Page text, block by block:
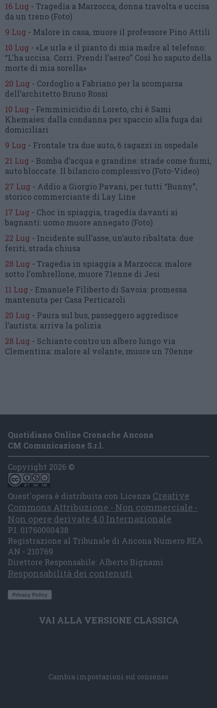
16 Lug - Tragedia a Marzocca, donna travolta e uccisa
da un treno (Foto)
9 Lug - Malore in casa, muore il professore Pino Attili
10 Lug - «Le urla e il pianto di mia madre al telefono:
“L’ha uccisa. Corri. Prendi l’aereo” Così ho saputo della
morte di mia sorella»
20 Lug - Cordoglio a Fabriano per la scomparsa
dell’architetto Bruno Rossi
10 Lug - Femminicidio di Loreto, chi è Sami
Khemaies: dalla condanna per spaccio alla fuga dai
domiciliari
9 Lug - Frontale tra due auto, 6 ragazzi in ospedale
21 Lug - Bomba d’acqua e grandine: strade come fiumi,
auto bloccate. Il bilancio complessivo (Foto-Video)
27 Lug - Addio a Giorgio Pavani, per tutti “Bunny”,
storico commerciante di Lay Line
17 Lug - Choc in spiaggia, tragedia davanti ai
bagnanti:uomo muore annegato (Foto)
22 Lug - Incidente sull’asse, un’auto ribaltata: due
feriti, strada chiusa
28 Lug - Tragedia in spiaggia a Marzocca: malore
sotto l’ombrellone, muore 71enne di Jesi
11 Lug - Emanuele Filiberto di Savoia: promessa
mantenuta per Casa Perticaroli
20 Lug - Paura sul bus, passeggero aggredisce
l’autista: arriva la polizia
28 Lug - Schianto contro un albero lungo via
Clementina: malore al volante, muore un 70enne
Quotidiano Online Cronache Ancona
CM Comunicazione S.r.l.
Copyright 2026 ©
Quest'opera è distribuita con Licenza Creative
Commons Attribuzione - Non commerciale -
Non opere derivate 4.0 Internazionale
P.I. 01760000438
Registrazione al Tribunale di Ancona Numero REA
AN - 210769
Direttore Responsabile: Alberto Bignami
Responsabilità dei contenuti
VAI ALLA VERSIONE CLASSICA
Cambia impostazioni sul consenso